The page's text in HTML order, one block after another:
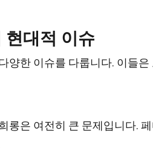
현대적 이슈
양한 이슈를 다룹니다. 이들
롱은 여전히 큰 문제입니다.